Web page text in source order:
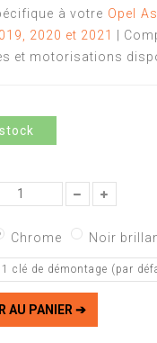
à votre Opel
2020 et 2021
|
et motorisations
Chrome Noir
1 clé de démontage (par
AU PANIER ➔